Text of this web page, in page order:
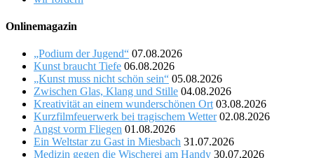
Onlinemagazin
„Podium der Jugend“ 07.08.2026
Kunst braucht Tiefe 06.08.2026
„Kunst muss nicht schön sein“ 05.08.2026
Zwischen Glas, Klang und Stille 04.08.2026
Kreativität an einem wunderschönen Ort 03.08.2026
Kurzfilmfeuerwerk bei tragischem Wetter 02.08.2026
Angst vorm Fliegen 01.08.2026
Ein Weltstar zu Gast in Miesbach 31.07.2026
Medizin gegen die Wischerei am Handy 30.07.2026